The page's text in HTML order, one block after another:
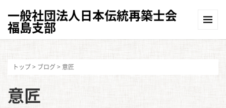
一般社団法人日本伝統再築士会
福島支部
トップ> ブログ> 意匠
意匠